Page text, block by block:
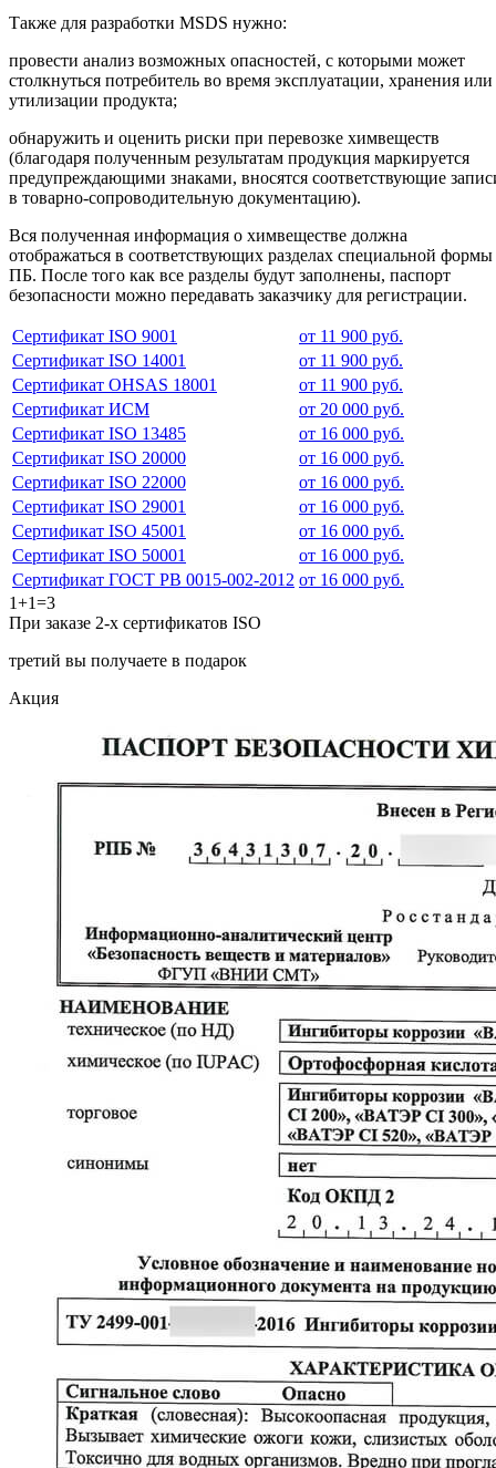
Также для разработки MSDS нужно:
провести анализ возможных опасностей, с которыми может
столкнуться потребитель во время эксплуатации, хранения или
утилизации продукта;
обнаружить и оценить риски при перевозке химвеществ
(благодаря полученным результатам продукция маркируется
предупреждающими знаками, вносятся соответствующие
в товарно-сопроводительную документацию).
Вся полученная информация о химвеществе должна
отображаться в соответствующих разделах специальной формы
ПБ. После того как все разделы будут заполнены, паспорт
безопасности можно передавать заказчику для регистрации.
Сертификат ISO 9001
от 11 900 руб.
Сертификат ISO 14001
от 11 900 руб.
Сертификат OHSAS 18001
от 11 900 руб.
Сертификат ИСМ
от 20 000 руб.
Сертификат ISO 13485
от 16 000 руб.
Сертификат ISO 20000
от 16 000 руб.
Сертификат ISO 22000
от 16 000 руб.
Сертификат ISO 29001
от 16 000 руб.
Сертификат ISO 45001
от 16 000 руб.
Сертификат ISO 50001
от 16 000 руб.
Сертификат ГОСТ РВ 0015-002-2012 от 16 000 руб.
1+1=3
При заказе 2-х сертификатов ISO
третий вы получаете в подарок
Акция